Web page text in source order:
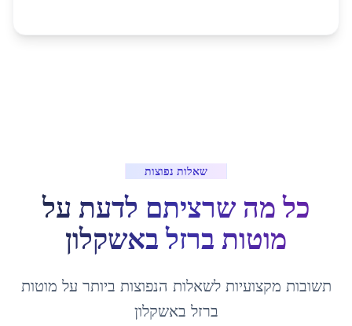
שאלות נפוצות
כל מה שרציתם לדעת על
מוטות ברזלבאשקלון
תשובות מקצועיות לשאלות הנפוצות ביותר על מוטות
ברזל באשקלון